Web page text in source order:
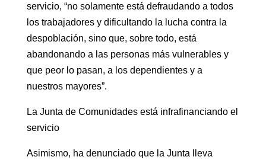
servicio, “no solamente está defraudando a todos
los trabajadores y dificultando la lucha contra la
despoblación, sino que, sobre todo, está
abandonando a las personas más vulnerables y
que peor lo pasan, a los dependientes y a
nuestros mayores”.
La Junta de Comunidades está infrafinanciando el
servicio
Asimismo, ha denunciado que la Junta lleva